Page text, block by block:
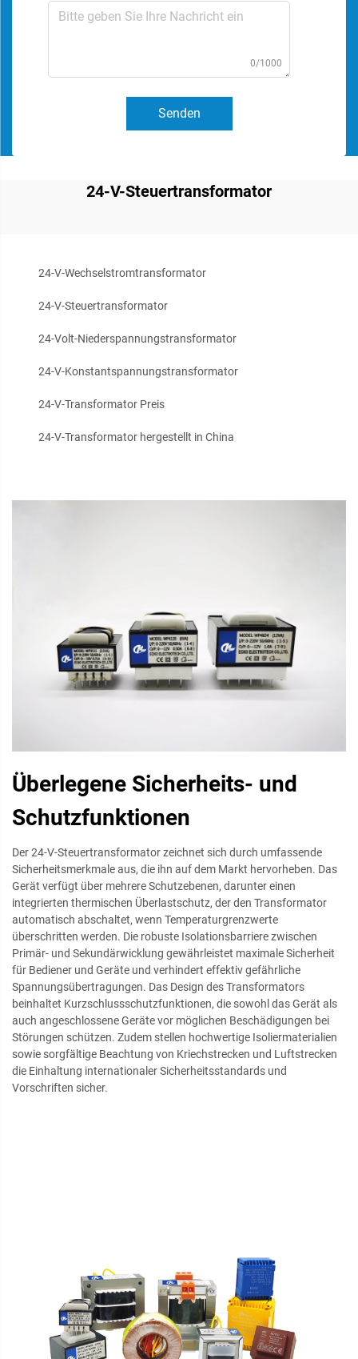
0/1000
Senden
24-V-Steuertransformator
24-V-Wechselstromtransformator
24-V-Steuertransformator
24-Volt-Niederspannungstransformator
24-V-Konstantspannungstransformator
24-V-Transformator Preis
24-V-Transformator hergestellt in China
Überlegene Sicherheits- und
Schutzfunktionen
Der 24-V-Steuertransformator zeichnet sich durch umfassende
Sicherheitsmerkmale aus, die ihn auf dem Markt hervorheben. Das
Gerät verfügt über mehrere Schutzebenen, darunter einen
integrierten thermischen Überlastschutz, der den Transformator
automatisch abschaltet, wenn Temperaturgrenzwerte
überschritten werden. Die robuste Isolationsbarriere zwischen
Primär- und Sekundärwicklung gewährleistet maximale Sicherheit
für Bediener und Geräte und verhindert effektiv gefährliche
Spannungsübertragungen. Das Design des Transformators
beinhaltet Kurzschlussschutzfunktionen, die sowohl das Gerät als
auch angeschlossene Geräte vor möglichen Beschädigungen bei
Störungen schützen. Zudem stellen hochwertige Isoliermaterialien
sowie sorgfältige Beachtung von Kriechstrecken und Luftstrecken
die Einhaltung internationaler Sicherheitsstandards und
Vorschriften sicher.